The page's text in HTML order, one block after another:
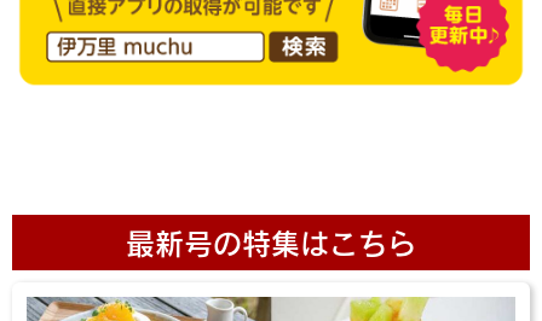
最新号の特集はこちら